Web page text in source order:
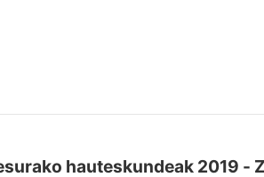
hauteskundeak 2019 -